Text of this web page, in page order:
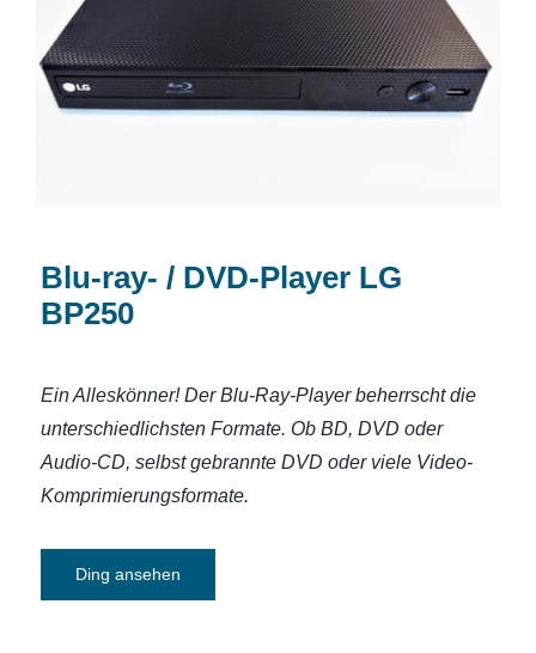
Blu-ray- / DVD-Player LG BP250
Blu-ray- / DVD-Player LG
BP250
Ein Alleskönner! Der Blu-Ray-Player beherrscht die
unterschiedlichsten Formate. Ob BD, DVD oder
Audio-CD, selbst gebrannte DVD oder viele Video-
Komprimierungsformate.
Ding ansehen